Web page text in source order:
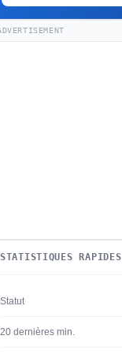
STATISTIQUES RAPIDES
Statut
20 dernières min.